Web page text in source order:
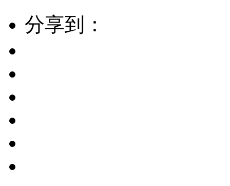
分享到：